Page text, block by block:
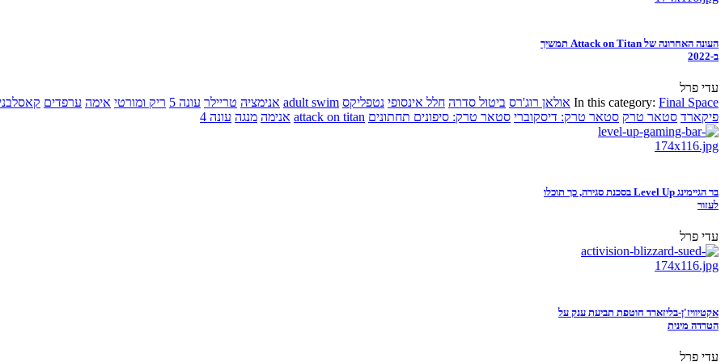
העונה האחרונה של Attack on Titan תמשיך
ב-2022
עדי פרל
In this category: Final Space אולאן רוג'רס ביטול סדרה חלל אינסופי נטפליקס adult swim אנימציה טריילר עונה 5 ריק ומורטי אימה ערפדים
פיקארד סטאר טרק סטאר טרק: דיסקוברי סטאר טרק: סיפונים תחתונים attack on titan אנימה מנגה עונה 4
בר הגיימינג Level Up בסכנת סגירה, כך תוכלו
לעזור
עדי פרל
אקטיוויז'ן-בליזארד חוטפת תביעת ענק על
הטרדה מינית
עדי פרל